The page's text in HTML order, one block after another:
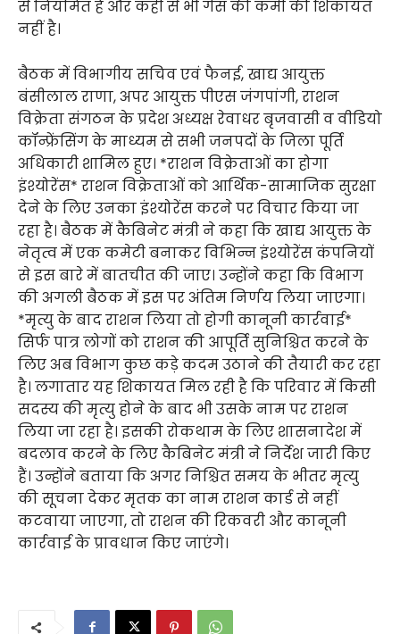
से नियमित है और कहीं से भी गैस की कमी की शिकायत
नहीं है।
बैठक में विभागीय सचिव एवं फैनई, खाद्य आयुक्त
बंसीलाल राणा, अपर आयुक्त पीएस जंगपांगी, राशन
विक्रेता संगठन के प्रदेश अध्यक्ष रेवाधर बृजवासी व वीडियो
कॉन्फ्रेंसिंग के माध्यम से सभी जनपदों के जिला पूर्ति
अधिकारी शामिल हुए। *राशन विक्रेताओं का होगा
इंश्योरेंस* राशन विक्रेताओं को आर्थिक-सामाजिक सुरक्षा
देने के लिए उनका इंश्योरेंस करने पर विचार किया जा
रहा है। बैठक में कैबिनेट मंत्री ने कहा कि खाद्य आयुक्त के
नेतृत्व में एक कमेटी बनाकर विभिन्न इंश्योरेंस कंपनियों
से इस बारे में बातचीत की जाए। उन्होंने कहा कि विभाग
की अगली बैठक में इस पर अंतिम निर्णय लिया जाएगा।
*मृत्यु के बाद राशन लिया तो होगी कानूनी कार्रवाई*
सिर्फ पात्र लोगों को राशन की आपूर्ति सुनिश्चित करने के
लिए अब विभाग कुछ कड़े कदम उठाने की तैयारी कर रहा
है। लगातार यह शिकायत मिल रही है कि परिवार में किसी
सदस्य की मृत्यु होने के बाद भी उसके नाम पर राशन
लिया जा रहा है। इसकी रोकथाम के लिए शासनादेश में
बदलाव करने के लिए कैबिनेट मंत्री ने निर्देश जारी किए
हैं। उन्होंने बताया कि अगर निश्चित समय के भीतर मृत्यु
की सूचना देकर मृतक का नाम राशन कार्ड से नहीं
कटवाया जाएगा, तो राशन की रिकवरी और कानूनी
कार्रवाई के प्रावधान किए जाएंगे।